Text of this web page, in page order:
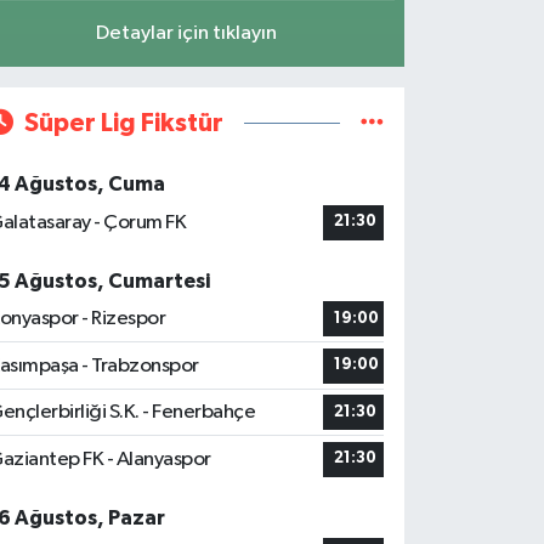
Detaylar için tıklayın
Süper Lig Fikstür
Ağustos, Cuma
- Çorum FK
21:30
Ağustos, Cumartesi
- Rizespor
19:00
- Trabzonspor 19:00
S.K. - Fenerbahçe 21:30
FK - Alanyaspor 21:30
Ağustos, Pazar